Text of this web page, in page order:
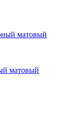
матовый